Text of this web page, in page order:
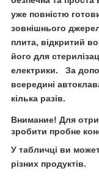
уже повністю
зовнішнього
плита, відкритий
його для
електрики. За
всередині
кілька разів.
Внимание! Для
зробити пробне
У табличці ви
різних продуктів.